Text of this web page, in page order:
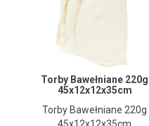
Torby Bawełniane 220g
45x12x12x35cm
Torby Bawełniane 220g
45x12x12x35cm